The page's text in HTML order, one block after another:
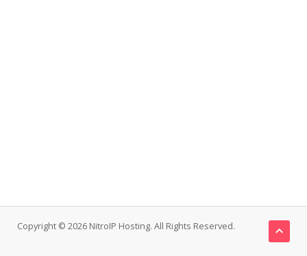
Copyright © 2026 NitroIP Hosting. All Rights Reserved.